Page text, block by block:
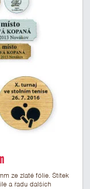
ze zlaté fólie. Štítek
a řadu dalších